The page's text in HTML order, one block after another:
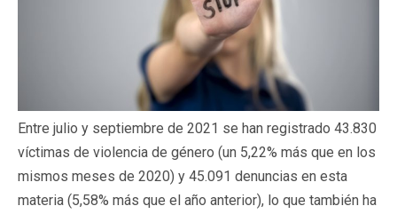
Entre julio y septiembre de 2021 se han registrado 43.830
víctimas de violencia de género (un 5,22% más que en los
mismos meses de 2020) y 45.091 denuncias en esta
materia (5,58% más que el año anterior), lo que también ha